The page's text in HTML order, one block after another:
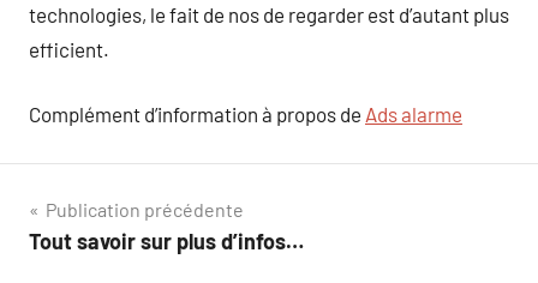
technologies, le fait de nos de regarder est d’autant plus
efficient.
Complément d’information à propos de Ads alarme
Navigation
de
Publication précédente
Tout savoir sur plus d’infos…